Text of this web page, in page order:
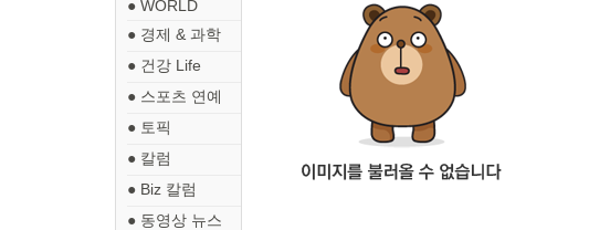
● WORLD
● 경제 & 과학
● 건강 Life
● 스포츠 연예
● 토픽
● 칼럼
● Biz 칼럼
● 동영상 뉴스